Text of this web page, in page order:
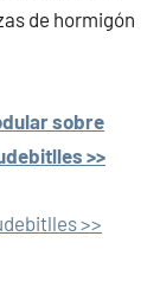
de hormigón
sobre
>>
>>